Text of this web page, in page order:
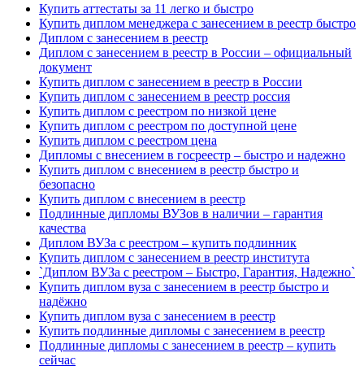
Купить аттестаты за 11 легко и быстро
Купить диплом менеджера с занесением в реестр быстро
Диплом с занесением в реестр
Диплом с занесением в реестр в России – официальный
документ
Купить диплом с занесением в реестр в России
Купить диплом с занесением в реестр россия
Купить диплом с реестром по низкой цене
Купить диплом с реестром по доступной цене
Купить диплом с реестром цена
Дипломы с внесением в госреестр – быстро и надежно
Купить диплом с внесением в реестр быстро и
безопасно
Купить диплом с внесением в реестр
Подлинные дипломы ВУЗов в наличии – гарантия
качества
Диплом ВУЗа с реестром – купить подлинник
Купить диплом с занесением в реестр института
`Диплом ВУЗа с реестром – Быстро, Гарантия, Надежно`
Купить диплом вуза с занесением в реестр быстро и
надёжно
Купить диплом вуза с занесением в реестр
Купить подлинные дипломы с занесением в реестр
Подлинные дипломы с занесением в реестр – купить
сейчас